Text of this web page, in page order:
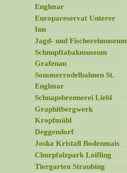
Englmar
Europareservat Unterer
Inn
Jagd- und Fischereimuseum
Schnupftabakmuseum
Grafenau
Sommerrodelbahnen St.
Englmar
Schnapsbrennerei Liebl
Graphitbergwerk
Kropfmühl
Deggendorf
Joska Kristall Bodenmais
Churpfalzpark Loifling
Tiergarten Straubing